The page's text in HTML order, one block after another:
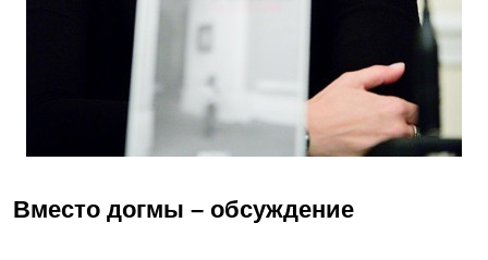
Вместо догмы – обсуждение